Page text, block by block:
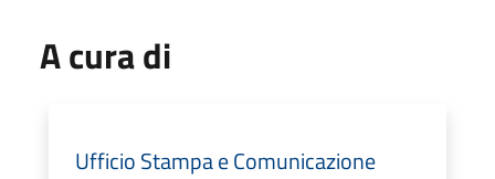
A cura di
Ufficio Stampa e Comunicazione